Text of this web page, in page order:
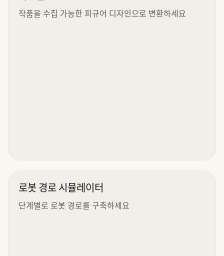
작품을 수집 가능한 피규어 디자인으로 변환하세요
로봇 경로 시뮬레이터
단계별로 로봇 경로를 구축하세요